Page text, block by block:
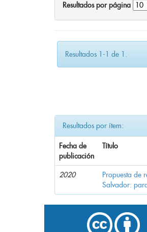
Resultados por página
Resultados 1-1 de 1.
Resultados por ítem:
Fecha de
publicación
Título
2020
Propuesta de
Salvador: